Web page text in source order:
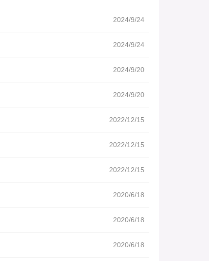
2024/9/24
2024/9/24
2024/9/20
2024/9/20
2022/12/15
2022/12/15
2022/12/15
2020/6/18
2020/6/18
2020/6/18